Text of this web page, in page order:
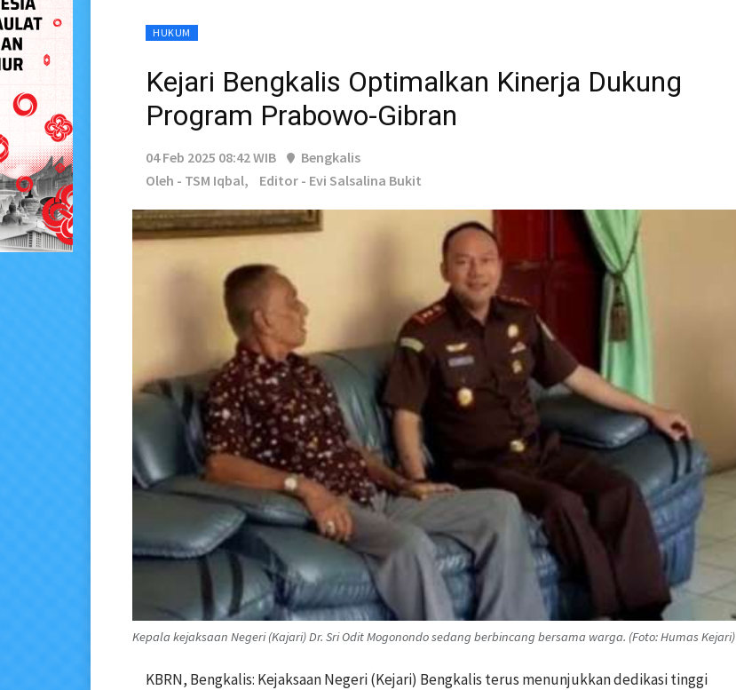
HUKUM
Kejari Bengkalis Optimalkan Kinerja Dukung
Program Prabowo-Gibran
04 Feb 2025 08:42 WIB
Bengkalis
Oleh - TSM Iqbal,
Editor - Evi Salsalina Bukit
Kepala kejaksaan Negeri (Kajari) Dr. Sri Odit Mogonondo sedang berbincang bersama warga. (Foto: Humas Kejari)
KBRN, Bengkalis: Kejaksaan Negeri (Kejari) Bengkalis terus menunjukkan dedikasi tinggi